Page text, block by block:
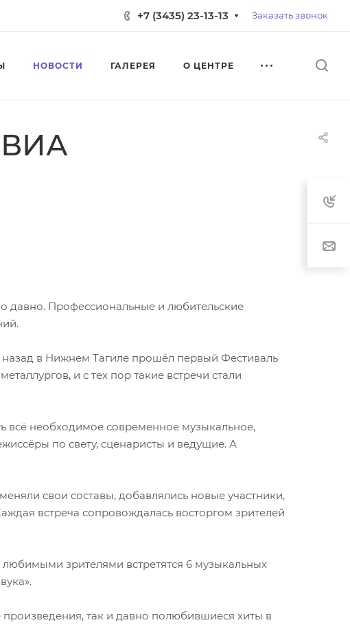
+7 (3435) 23-13-13 Заказать звонок
НОВОСТИ ГАЛЕРЕЯ О ЦЕНТРЕ
ВИА
давно. Профессиональные и любительские
в Нижнем Тагиле прошёл первый Фестиваль
и с тех пор такие встречи стали
всё необходимое современное музыкальное,
по свету, сценаристы и ведущие. А
свои составы, добавлялись новые участники,
встреча сопровождалась восторгом зрителей
зрителями встретятся 6 музыкальных
так и давно полюбившиеся хиты в